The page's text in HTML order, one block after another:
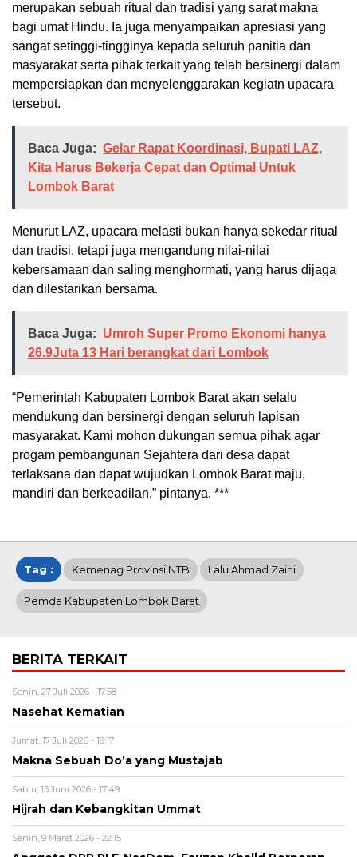
merupakan sebuah ritual dan tradisi yang sarat makna
bagi umat Hindu. Ia juga menyampaikan apresiasi yang
sangat setinggi-tingginya kepada seluruh panitia dan
masyarakat serta pihak terkait yang telah bersinergi dalam
mempersiapkan dan menyelenggarakan kegiatn upacara
tersebut.
Baca Juga: Gelar Rapat Koordinasi, Bupati LAZ,
Kita Harus Bekerja Cepat dan Optimal Untuk
Lombok Barat
Menurut LAZ, upacara melasti bukan hanya sekedar ritual
dan tradisi, tetapi juga mengandung nilai-nilai
kebersamaan dan saling menghormati, yang harus dijaga
dan dilestarikan bersama.
Baca Juga: Umroh Super Promo Ekonomi hanya
26.9Juta 13 Hari berangkat dari Lombok
“Pemerintah Kabupaten Lombok Barat akan selalu
mendukung dan bersinergi dengan seluruh lapisan
masyarakat. Kami mohon dukungan semua pihak agar
progam pembangunan Sejahtera dari desa dapat
terlaksana dan dapat wujudkan Lombok Barat maju,
mandiri dan berkeadilan,” pintanya. ***
Tag : Kemenag Provinsi NTB Lalu Ahmad Zaini
Pemda Kabupaten Lombok Barat
BERITA TERKAIT
Senin, 27 Juli 2026 - 17:58
Nasehat Kematian
Jumat, 17 Juli 2026 - 18:17
Makna Sebuah Do’a yang Mustajab
Sabtu, 13 Juni 2026 - 17:49
Hijrah dan Kebangkitan Ummat
Senin, 9 Maret 2026 - 22:15